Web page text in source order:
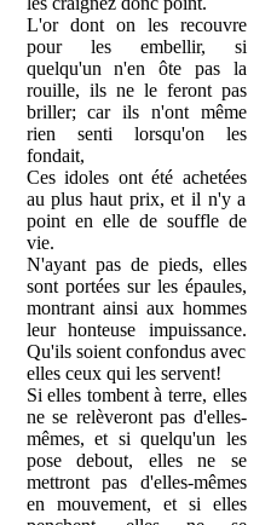
L'or dont on les recouvre
pour les embellir, si
quelqu'un n'en ôte pas la
rouille, ils ne le feront pas
briller; car ils n'ont même
rien senti lorsqu'on les
fondait,
Ces idoles ont été achetées
au plus haut prix, et il n'y a
point en elle de souffle de
vie.
N'ayant pas de pieds, elles
sont portées sur les épaules,
montrant ainsi aux hommes
leur honteuse impuissance.
Qu'ils soient confondus avec
elles ceux qui les servent!
Si elles tombent à terre, elles
ne se relèveront pas d'elles-
mêmes, et si quelqu'un les
pose debout, elles ne se
mettront pas d'elles-mêmes
en mouvement, et si elles